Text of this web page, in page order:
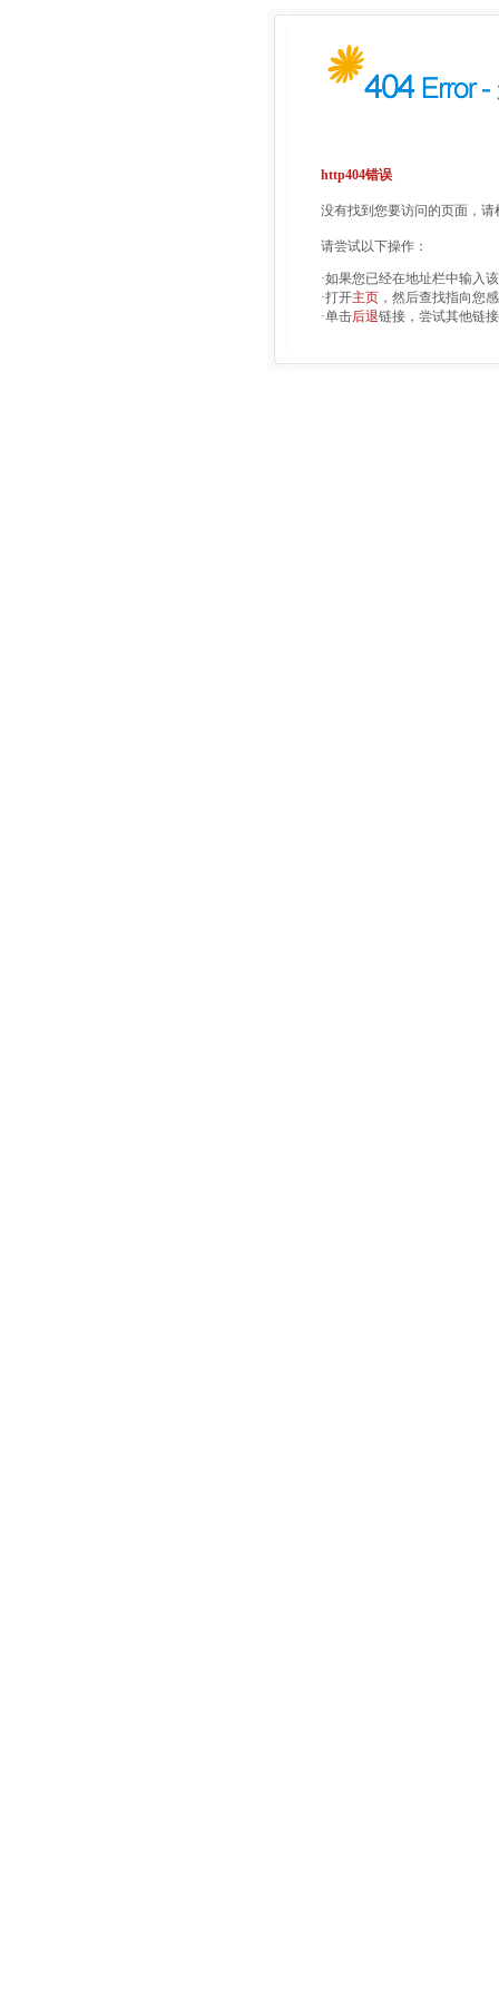
http404错误
没有找到您要访问的页面，
请尝试以下操作：
·如果您已经在地址栏中输入
·打开主页 ，然后查找指向您
·单击后退链接，尝试其他链